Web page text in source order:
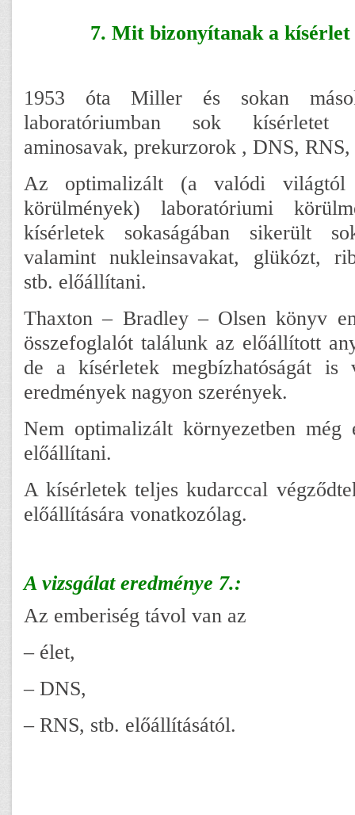
7. Mit bizonyítanak a kísérlet
1953 óta Miller és sokan
laboratóriumban sok kísérletet
aminosavak, prekurzorok , DNS,
Az optimalizált (a valódi
körülmények) laboratóriumi
kísérletek sokaságában sikerült
valamint nukleinsavakat, glükózt,
stb. előállítani.
Thaxton – Bradley – Olsen könyv
összefoglalót találunk az előállított
de a kísérletek megbízhatóságát is
eredmények nagyon szerények.
Nem optimalizált környezetben még
előállítani.
A kísérletek teljes kudarccal
előállítására vonatkozólag.
A vizsgálat eredménye 7.:
Az emberiség távol van az
– élet,
– DNS,
– RNS, stb. előállításától.